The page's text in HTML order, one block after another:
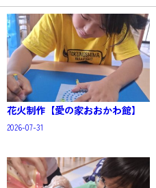
花火制作【愛の家おおかわ館】
2026-07-31